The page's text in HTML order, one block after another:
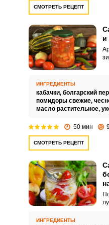
СМОТРЕТЬ РЕЦЕПТ
и
ИНГРЕДИЕНТЫ
кабачки, болгарский
помидоры свежие,
масло растительное,
50 мин
СМОТРЕТЬ РЕЦЕПТ
ИНГРЕДИЕНТЫ